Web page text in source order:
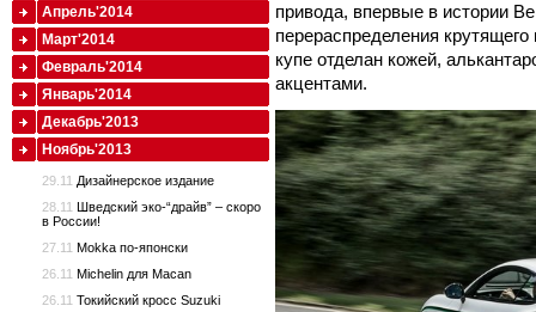
привода, впервые в истории
перераспределения
купе отделан кожей,
акцентами.
Апрель'2014
Март'2014
Февраль'2014
Январь'2014
Декабрь'2013
Ноябрь'2013
29.11 Дизайнерское издание
28.11 Шведский эко-“драйв” – скоро
в России!
27.11 Mokka по-японски
26.11 Michelin для Macan
26.11 Токийский кросс Suzuki